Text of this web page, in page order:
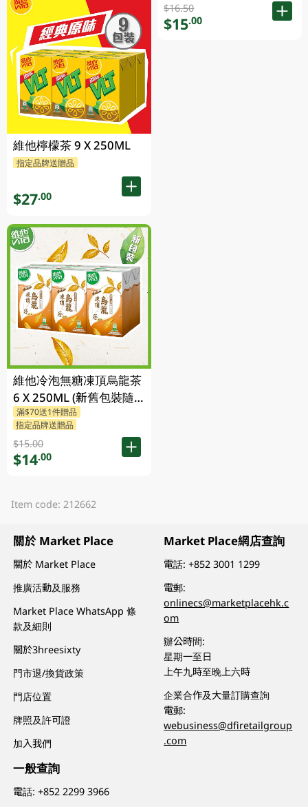
維他檸檬茶 9 X 250ML
指定品牌送贈品
$27.00
維他冷泡無糖凍頂烏龍茶
6 X 250ML (新舊包裝隨
機發貨)
滿$70送1件贈品
指定品牌送贈品
$15.00
$14.00
$16.50
$15.00
Item code: 212662
關於 Market Place
關於 Market Place
推廣活動及服務
Market Place WhatsApp 條
款及細則
關於3hreesixty
門市退/換貨政策
門店位置
牌照及許可證
加入我們
一般查詢
電話:+852 2299 3966
Market Place網店查詢
電話:+852 3001 1299
電郵:
onlinecs@marketplacehk.c
om
辦公時間:
星期一至日
上午九時至晚上六時
企業合作及大量訂購查詢
電郵:
webusiness@dfiretailgroup
.com